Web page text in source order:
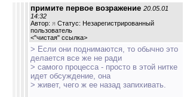
примите первое возражение 20.05.01
14:32
Автор: я Статус: Незарегистрированный
пользователь
<"чистая" ссылка>
> Если они поднимаются, то обычно это
делается все же не ради
> самого процесса - просто в этой нитке
идет обсуждение, она
> живет, чего ж ее назад запихивать.